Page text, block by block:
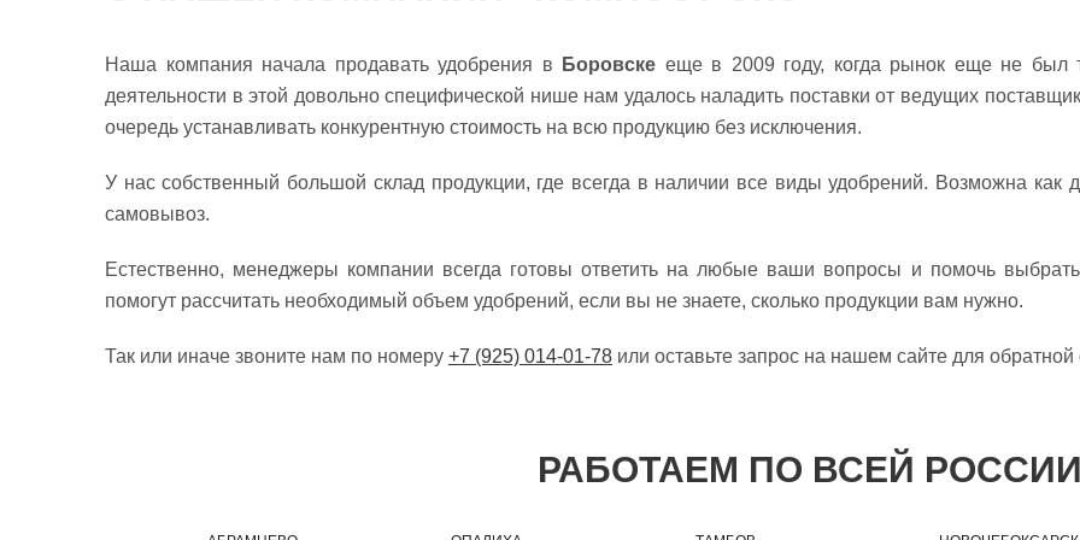
Наша компания начала продавать удобрения в Боровске еще в 2009 году, когда рынок еще не был
деятельности в этой довольно специфической нише нам удалось наладить поставки от ведущих
очередь устанавливать конкурентную стоимость на всю продукцию без исключения.
У нас собственный большой склад продукции, где всегда в наличии все виды удобрений. Возможна как
самовывоз.
Естественно, менеджеры компании всегда готовы ответить на любые ваши вопросы и помочь
помогут рассчитать необходимый объем удобрений, если вы не знаете, сколько продукции вам нужно.
Так или иначе звоните нам по номеру +7 (925) 014-01-78 или оставьте запрос на нашем сайте для обратной
РАБОТАЕМ ПО ВСЕЙ РОССИИ